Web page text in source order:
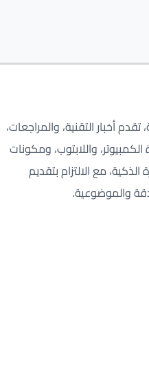
أخبار التقنية، والمراجعات،
الكمبيوتر، واللابتوب، ومكونات
الذكية، مع الالتزام بتقديم
والموضوعية.